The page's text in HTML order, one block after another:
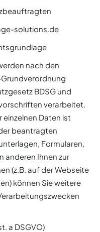
solutions.de
nach den
BDSG und
verarbeitet.
einzelnen Daten ist
beantragten
Formularen,
anderen Ihnen zur
(z.B. auf der Webseite
können Sie weitere
a DSGVO)